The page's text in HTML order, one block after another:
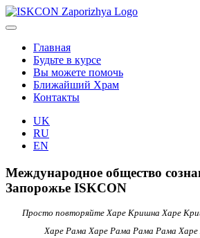
Главная
Будьте в курсе
Вы можете помочь
Ближайший Храм
Контакты
UK
RU
EN
Международное общество
Запорожье ISKCON
Просто повторяйте Харе Кришна Харе
Харе Рама Харе Рама Рама Рама Харе